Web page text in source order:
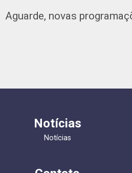
Aguarde, novas
Notícias
Notícias